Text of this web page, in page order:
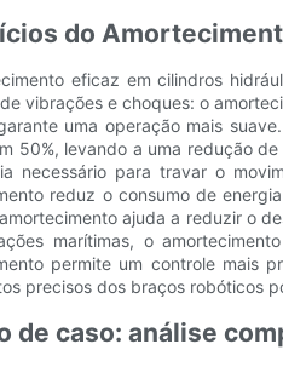
do
eficaz em cilindros
vibrações e choques: o
uma operação mais
50%, levando a uma redução
necessário para travar o
reduz o consumo de
ajuda a reduzir o
marítimas, o
permite um controle mais
precisos dos braços robóticos
de caso: análise